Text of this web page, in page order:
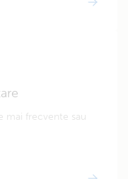
mai frecvente sau